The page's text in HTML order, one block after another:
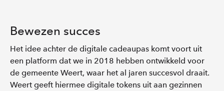
Bewezen succes
Het idee achter de digitale cadeaupas komt voort uit
een platform dat we in 2018 hebben ontwikkeld voor
de gemeente Weert, waar het al jaren succesvol draait.
Weert geeft hiermee digitale tokens uit aan gezinnen